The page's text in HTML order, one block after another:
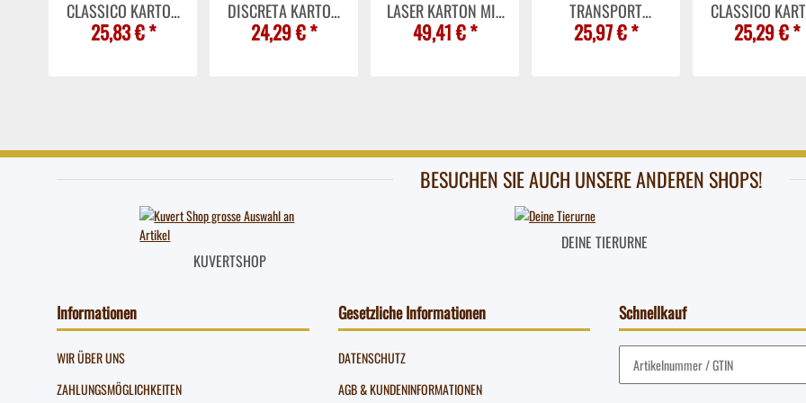
CLASSICO KARTON
MIT 100 ORDO
25,83 €*
DISCRETA KARTON
MIT 100 ORDO
24,29 €*
LASER KARTON MIT
100 ORDO LASER
49,41 €*
TRANSPORT
KARTON MIT 100
25,97 €*
CLASSICO
MIT 100 ORDO
25,29 €*
BESUCHEN SIE AUCH UNSERE ANDEREN SHOPS!
KUVERTSHOP
DEINE TIERURNE
Informationen
WIR ÜBER UNS
ZAHLUNGSMÖGLICHKEITEN
Gesetzliche Informationen
DATENSCHUTZ
AGB & KUNDENINFORMATIONEN
Schnellkauf